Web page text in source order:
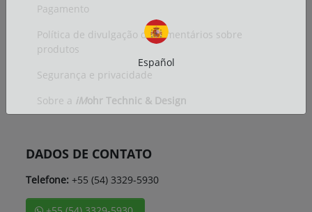
Pagamento
Política de divulgação de comentários sobre
produtos
Segurança e privacidade
Sobre a iMohr Technic & Design
DADOS DE CONTATO
Telefone: +55 (54) 3329-5930
Español